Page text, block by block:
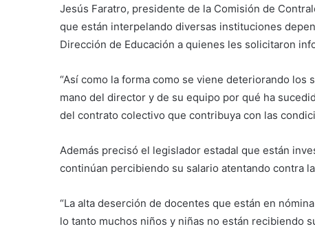
Jesús Faratro, presidente de la Comisión de
que están interpelando diversas instituciones
Dirección de Educación a quienes les solicitaron
“Así como la forma como se viene deteriorando
mano del director y de su equipo por qué ha
del contrato colectivo que contribuya con las
Además precisó el legislador estadal que están
continúan percibiendo su salario atentando contra
“La alta deserción de docentes que están en
lo tanto muchos niños y niñas no están recibiendo